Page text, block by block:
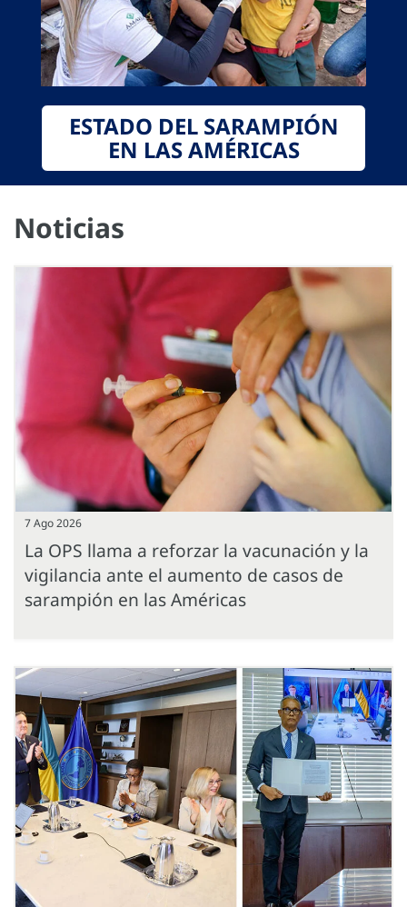
ESTADO DEL SARAMPIÓN
EN LAS AMÉRICAS
Noticias
7 Ago 2026
La OPS llama a reforzar la vacunación y la
vigilancia ante el aumento de casos de
sarampión en las Américas